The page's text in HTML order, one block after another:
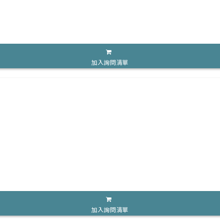
加入詢問清單
加入詢問清單